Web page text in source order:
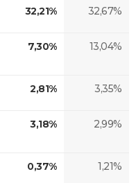
32,21% 32,67%
7,30% 13,04%
2,81% 3,35%
3,18% 2,99%
0,37% 1,21%